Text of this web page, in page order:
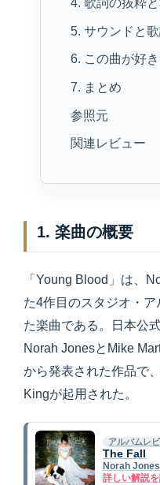
4. 歌詞の抜粋
5. サウンドと
6. この曲が好
7. まとめ
参照元
関連レビュー
1. 楽曲の概要
「Young Blood」は、
た4作目のスタジオ・
た楽曲である。日本公
Norah JonesとMike
から発表された作品で
Kingが起用された。
アルバムレ
The Fall
Norah Jones
詳しい解説